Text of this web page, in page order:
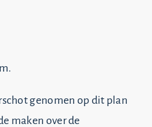
genomen op dit plan
maken over de